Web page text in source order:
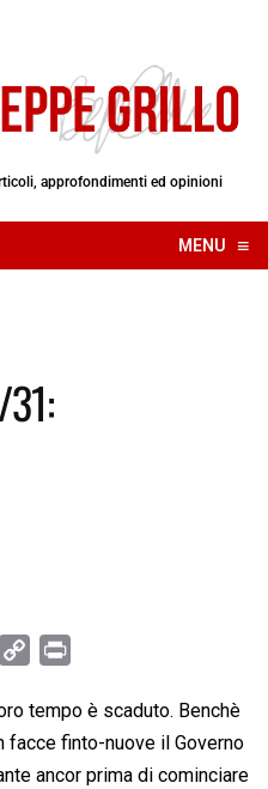
approfondimenti ed opinioni
MENU ≡
☰
p
y
L
i
n
t
tempo è scaduto. Benchè
facce finto-nuove il Governo
ancor prima di cominciare